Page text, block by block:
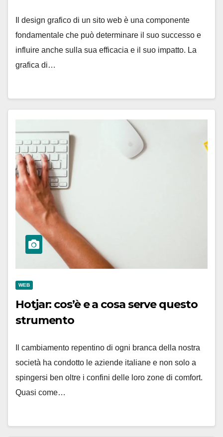
Il design grafico di un sito web è una componente
fondamentale che può determinare il suo successo e
influire anche sulla sua efficacia e il suo impatto. La
grafica di…
WEB
Hotjar: cos’è e a cosa serve questo
strumento
Il cambiamento repentino di ogni branca della nostra
società ha condotto le aziende italiane e non solo a
spingersi ben oltre i confini delle loro zone di comfort.
Quasi come…